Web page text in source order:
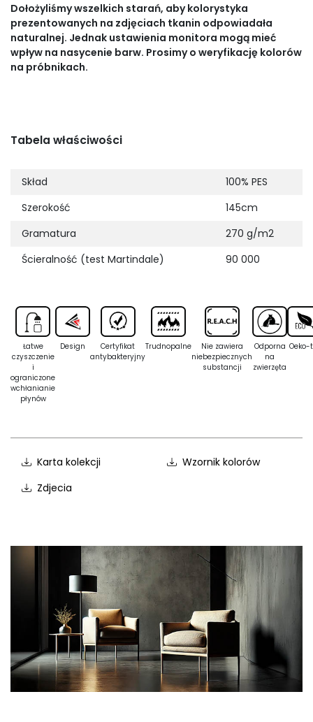
Dołożyliśmy wszelkich starań, aby kolorystyka
prezentowanych na zdjęciach tkanin odpowiadała
naturalnej. Jednak ustawienia monitora mogą mieć
wpływ na nasycenie barw. Prosimy o weryfikację kolorów
na próbnikach.
Tabela właściwości
Skład
100% PES
Szerokość
145cm
Gramatura
270 g/m2
Ścieralność (test Martindale)
90 000
Łatwe
czyszczenie
i
ograniczone
wchłanianie
płynów
Design
Certyfikat
antybakteryjny
Trudnopalne
Nie zawiera
niebezpiecznych
substancji
Odporna
na
zwierzęta
Oeko-
Karta kolekcji
Wzornik kolorów
Zdjecia